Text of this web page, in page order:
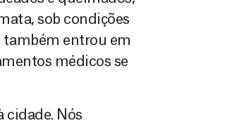
sob condições
também entrou em
médicos se
cidade. Nós